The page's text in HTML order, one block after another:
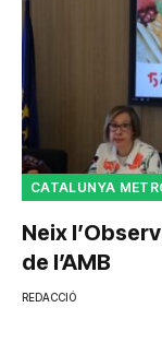
CATALUNYA
Neix
de l’AMB
REDACCIÓ